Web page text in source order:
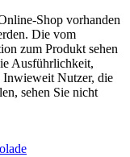
Shop vorhanden
Die vom
zum Produkt sehen
Ausführlichkeit,
Inwieweit Nutzer, die
sehen Sie nicht